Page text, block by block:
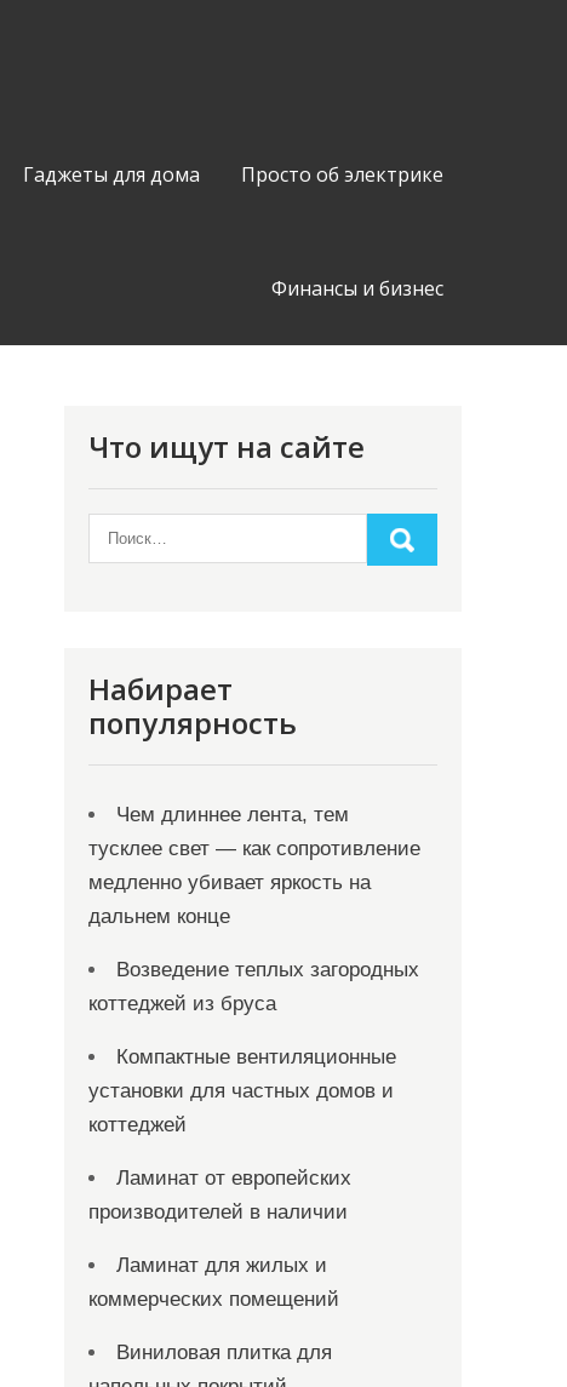
Гаджеты для дома Просто об электрике
Финансы и бизнес
Что ищут на сайте
Набирает
популярность
Чем длиннее лента, тем
тусклее свет — как сопротивление
медленно убивает яркость на
дальнем конце
Возведение теплых загородных
коттеджей из бруса
Компактные вентиляционные
установки для частных домов и
коттеджей
Ламинат от европейских
производителей в наличии
Ламинат для жилых и
коммерческих помещений
Виниловая плитка для